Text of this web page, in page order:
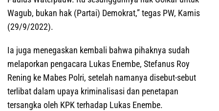
Wagub, bukan hak (Partai) Demokrat,” tegas PW, Kamis
(29/9/2022).
Ia juga menegaskan kembali bahwa pihaknya sudah
melaporkan pengacara Lukas Enembe, Stefanus Roy
Rening ke Mabes Polri, setelah namanya disebut-sebut
terlibat dalam upaya kriminalisasi dan penetapan
tersangka oleh KPK terhadap Lukas Enembe.